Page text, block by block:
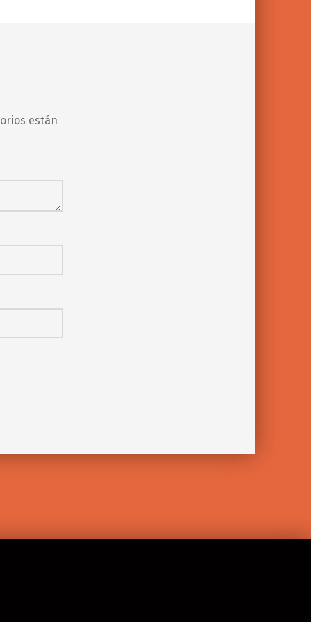
están